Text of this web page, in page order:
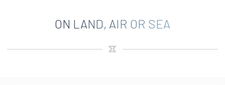
ON LAND, AIR OR SEA